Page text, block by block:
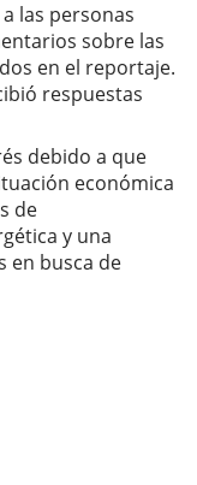
las personas
sobre las
en el reportaje.
respuestas
debido a que
económica
de
y una
en busca de